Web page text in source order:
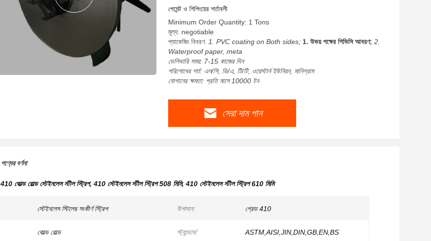
পেমেন্ট ও শিপিংয়ের শর্তাবলী
Minimum Order Quantity: 1 Tons
মূল্য: negotiable
প্যাকেজিং বিবরণ: 1. PVC coating on Both sides; 1. উভয় পক্ষের পিভিসি আবরণ; 2.
Waterproof paper, meta
ডেলিভারি সময়: 7-15 কাজের দিন
পরিশোধের শর্ত: এল/সি, ডি/এ, টি/টি, ওয়েস্টার্ন ইউনিয়ন, মানিগ্রাম
যোগানের ক্ষমতা: প্রতি মাসে 10000 টন
সেরা দাম পান
পণ্যের বর্ণনা
410 কোল্ড রোল্ড স্টেইনলেস স্টীল স্ট্রিপ, 410 স্টেইনলেস স্টীল স্ট্রিপ 508 মিমি, 410 স্টেইনলেস স্টীল স্ট্রিপ 610 মিমি
স্টেইনলেস স্টিলের সংকীর্ণ স্ট্রিপ উপাদান: গ্রেড 410
কোল্ড রোল্ড স্ট্যান্ডার্ড: ASTM,AISI,JIN,DIN,GB,EN,BS